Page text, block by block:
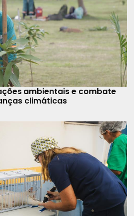
ambientais e combate
climáticas